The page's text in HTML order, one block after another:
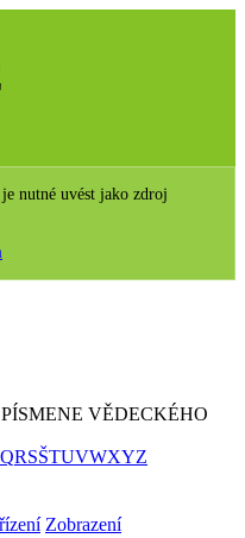
nutné uvést jako zdroj
VĚDECKÉHO
QRSŠTUVWXYZ
Zobrazení